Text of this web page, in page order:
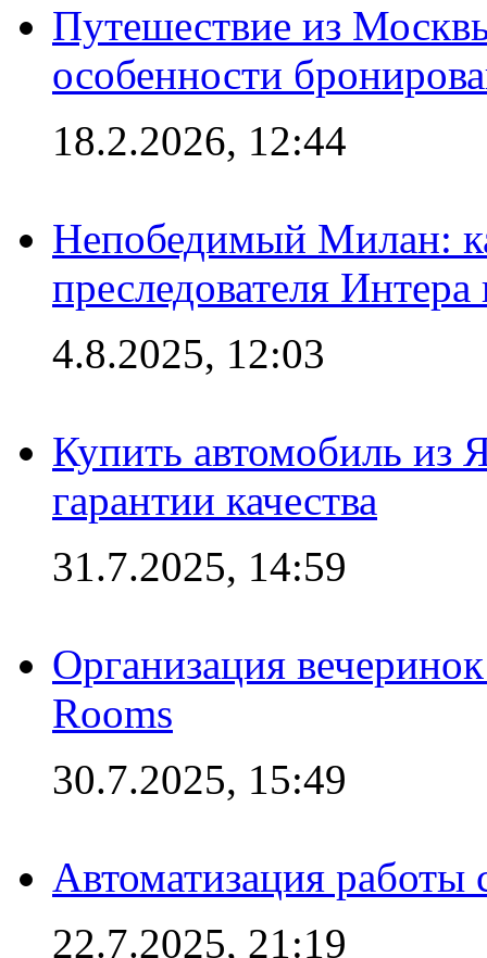
Путешествие из
особенности
18.2.2026, 12:44
Непобедимый Милан:
преследователя
4.8.2025, 12:03
Купить автомобиль из
гарантии качества
31.7.2025, 14:59
Организация
Rooms
30.7.2025, 15:49
Автоматизация работы
22.7.2025, 21:19